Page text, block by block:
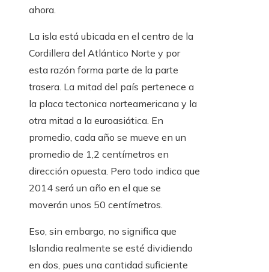
ahora.
La isla está ubicada en el centro de la
Cordillera del Atlántico Norte y por
esta razón forma parte de la parte
trasera. La mitad del país pertenece a
la placa tectonica norteamericana y la
otra mitad a la euroasiática. En
promedio, cada año se mueve en un
promedio de 1,2 centímetros en
dirección opuesta. Pero todo indica que
2014 será un año en el que se
moverán unos 50 centímetros.
Eso, sin embargo, no significa que
Islandia realmente se esté dividiendo
en dos, pues una cantidad suficiente